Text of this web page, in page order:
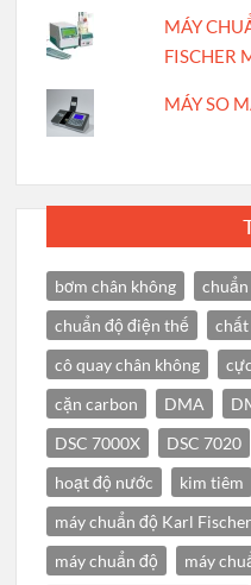
MÁY
FISCHER
MÁY SO
bơm chân không
chuẩn độ điện thế
chất
cô quay chân không
cặn carbon
DMA
DSC 7000X
DSC 7020
hoạt độ nước
kim tiêm
máy chuẩn độ Karl Fischer
máy chuẩn độ
máy